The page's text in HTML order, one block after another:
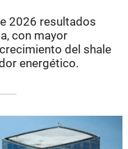
2026 resultados
con mayor
del shale
energético.